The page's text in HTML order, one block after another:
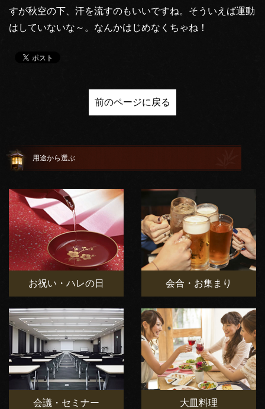
すが秋空の下、汗を流すのもいいですね。そういえば運動
はしていないな～。なんかはじめなくちゃね！
前のページに戻る
用途から選ぶ
お祝い・ハレの日 会合・お集まり
会議・セミナー 大皿料理